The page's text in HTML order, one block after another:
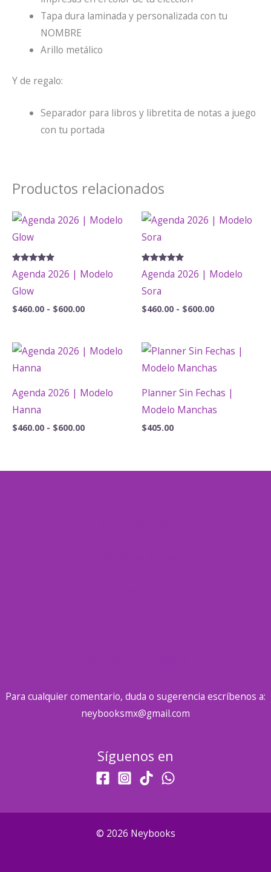
Tapa dura laminada y personalizada con tu
NOMBRE
Arillo metálico
Y de regalo:
Separador para libros y libretita de notas a juego
con tu portada
Productos relacionados
Valorado
con
de 5
Agenda 2026 | Modelo
Glow
$460.00 - $600.00Rango
$460.00
Valorado
con
de 5
Agenda 2026 | Modelo
Sora
$460.00 - $600.00Rango
$460.00
$600.00
Agenda 2026 | Modelo
Hanna
$460.00 - $600.00Rango
$460.00
Planner Sin Fechas |
Modelo Manchas
$405.00
Para cualquier comentario, duda o sugerencia escríbenos a:
neybooksmx@gmail.com
Síguenos en
© 2026 Neybooks